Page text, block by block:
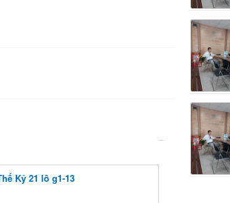
Kỷ 21 lô g1-13